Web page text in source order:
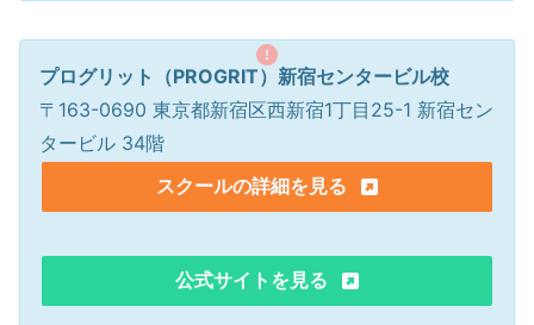
プログリット（PROGRIT）新宿センタービル校
〒163-0690 東京都新宿区西新宿1丁目25-1 新宿セン
タービル 34階
スクールの詳細を見る
公式サイトを見る